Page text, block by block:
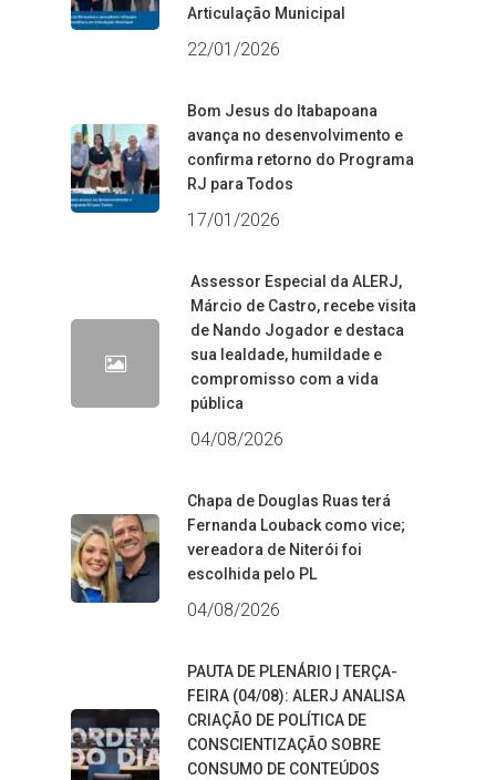
Articulação Municipal
22/01/2026
Bom Jesus do Itabapoana
avança no desenvolvimento e
confirma retorno do Programa
RJ para Todos
17/01/2026
Assessor Especial da ALERJ,
Márcio de Castro, recebe visita
de Nando Jogador e destaca
sua lealdade, humildade e
compromisso com a vida
pública
04/08/2026
Chapa de Douglas Ruas terá
Fernanda Louback como vice;
vereadora de Niterói foi
escolhida pelo PL
04/08/2026
PAUTA DE PLENÁRIO | TERÇA-
FEIRA (04/08): ALERJ ANALISA
CRIAÇÃO DE POLÍTICA DE
CONSCIENTIZAÇÃO SOBRE
CONSUMO DE CONTEÚDOS